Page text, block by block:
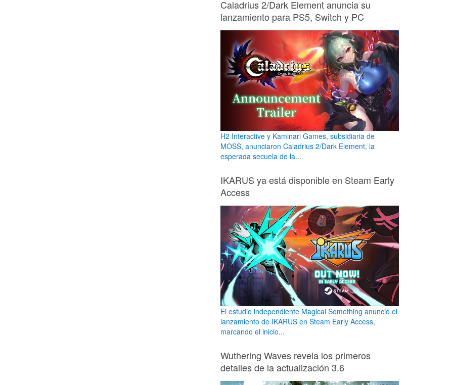
Caladrius 2/Dark Element anuncia su
lanzamiento para PS5, Switch y PC
H2 Interactive y Kaminari Games, subsidiaria de
MOSS, anunciaron Caladrius 2/Dark Element, la
esperada secuela de la...
IKARUS ya está disponible en Steam Early
Access
El estudio independiente Magical Something anunció el
lanzamiento de IKARUS en Steam Early Access,
marcando el inicio...
Wuthering Waves revela los primeros
detalles de la actualización 3.6